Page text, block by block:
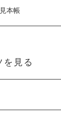
見本帳
を見る